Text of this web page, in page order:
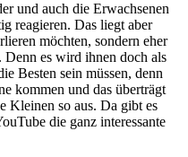
und auch die Erwachsenen
reagieren. Das liegt aber
möchten, sondern eher
es wird ihnen doch als
Besten sein müssen, denn
kommen und das überträgt
Kleinen so aus. Da gibt es
die ganz interessante